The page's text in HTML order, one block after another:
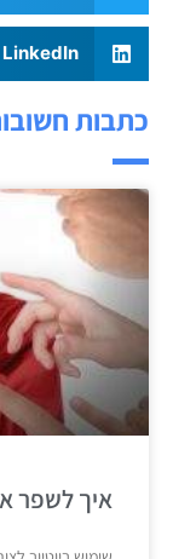
LinkedIn
כתבות
איך לשפר